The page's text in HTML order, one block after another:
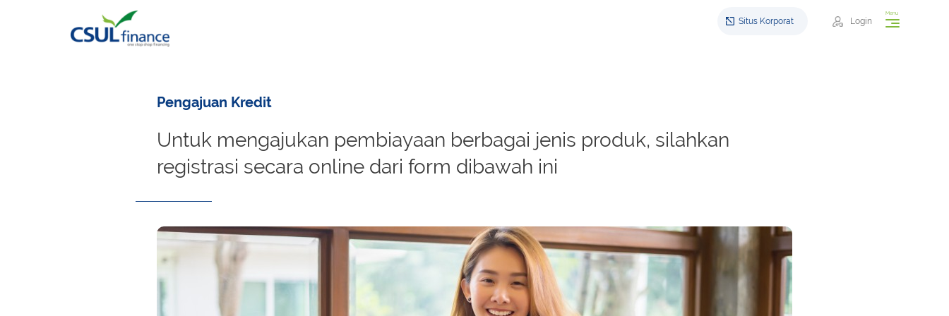
Situs Korporat Login
Menu
Pengajuan Kredit
Untuk mengajukan pembiayaan berbagai jenis produk, silahkan
registrasi secara online dari form dibawah ini